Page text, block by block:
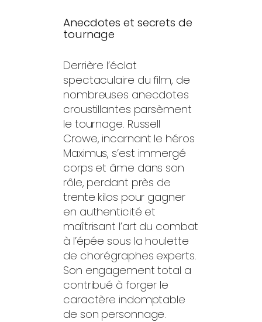
Anecdotes et secrets de
tournage
Derrière l’éclat
spectaculaire du film, de
nombreuses anecdotes
croustillantes parsèment
le tournage. Russell
Crowe, incarnant le héros
Maximus, s’est immergé
corps et âme dans son
rôle, perdant près de
trente kilos pour gagner
en authenticité et
maîtrisant l’art du combat
à l’épée sous la houlette
de chorégraphes experts.
Son engagement total a
contribué à forger le
caractère indomptable
de son personnage.